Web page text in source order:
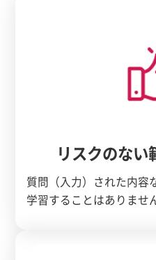
リスクのない
質問（入力）された内容
学習することはありませ